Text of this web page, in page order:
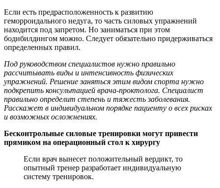
Если есть предрасположенность к развитию
геморроидального недуга, то часть силовых упражнений
находится под запретом. Но заниматься при этом
бодибилдингом можно. Следует обязательно придерживаться
определенных правил.
Под руководством специалистов нужно правильно
рассчитывать виды и интенсивность физических
упражнений. Решение заняться этим видом спорта нужно
подкрепить консультацией врача-проктолога. Специалист
правильно определит степень и тяжесть заболевания.
Расскажет в индивидуальном порядке пациенту о всех рисках
и возможных осложнениях.
Бесконтрольные силовые тренировки могут привести
прямиком на операционный стол к хирургу
Если врач вынесет положительный вердикт, то
опытный тренер разработает индивидуальную
систему тренировок.